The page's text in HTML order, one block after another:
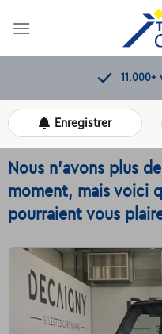
11.000+
Enregistrer
Nous n'avons plus
moment, mais voici
pourraient vous